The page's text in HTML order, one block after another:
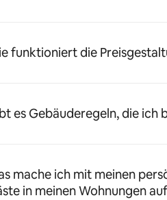
funktioniert die
es Gebäuderegeln, die ich
mache ich mit meinen
in meinen Wohnungen